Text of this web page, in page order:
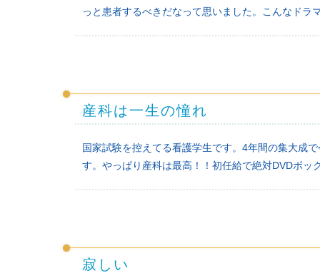
っと患者するべきだなって思いました。こんなドラ
産科は一生の憧れ
国家試験を控えてる看護学生です。4年間の集大成
す。やっぱり産科は最高！！初任給で絶対DVDボッ
寂しい